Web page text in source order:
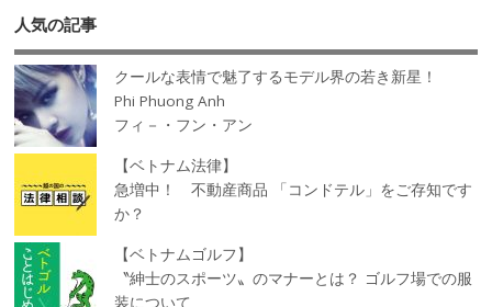
人気の記事
クールな表情で魅了するモデル界の若き新星！
Phi Phuong Anh
フィ－・フン・アン
【ベトナム法律】
急増中！ 不動産商品 「コンドテル」をご存知です
か？
【ベトナムゴルフ】
〝紳士のスポーツ〟のマナーとは？ ゴルフ場での服
装について